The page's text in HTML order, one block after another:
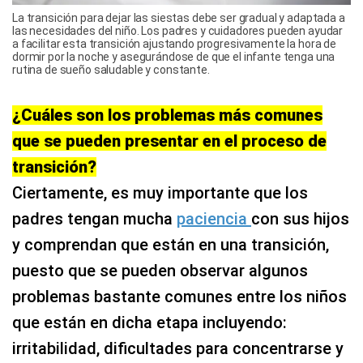
La transición para dejar las siestas debe ser gradual y adaptada a
las necesidades del niño. Los padres y cuidadores pueden ayudar
a facilitar esta transición ajustando progresivamente la hora de
dormir por la noche y asegurándose de que el infante tenga una
rutina de sueño saludable y constante.
¿Cuáles son los problemas más comunes
que se pueden presentar en el proceso de
transición?
Ciertamente, es muy importante que los
padres tengan mucha paciencia con sus hijos
y comprendan que están en una transición,
puesto que se pueden observar algunos
problemas bastante comunes entre los niños
que están en dicha etapa incluyendo:
irritabilidad, dificultades para concentrarse y